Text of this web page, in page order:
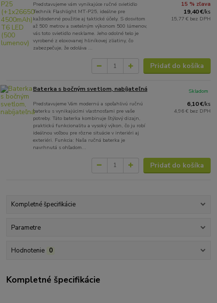
Predstavujeme vám vynikajúce ručné svietidlo
Technik Flashlight MT-P25, ideálne pre
každodenné použitie aj taktické účely. S dosvitom
až 500 metrov a svetelným výkonom 500 lúmenov,
vás toto svietidlo nesklame. Jeho odolné telo je
vyrobené z eloxovanej hliníkovej zliatiny, čo
zabezpečuje, že odoláva ...
15 % zľava
19,40 €/ks
15,77 € bez DPH
Pridať do košíka
Baterka s bočným svetlom, nabíjateľná
Predstavujeme Vám modernú a spoľahlivú ručnú
baterku s vynikajúcimi vlastnosťami pre vaše
potreby. Táto baterka kombinuje štýlový dizajn,
praktickú funkcionalitu a vysoký výkon, čo ju robí
ideálnou voľbou pre rôzne situácie v interiéri aj
exteriéri. Funkcia: Naša ručná baterka je
navrhnutá s ohľadom...
6,10 €/ks
4,96 € bez DPH
Skladom
Pridať do košíka
Kompletné špecifikácie
Parametre
Hodnotenie 0
Kompletné špecifikácie